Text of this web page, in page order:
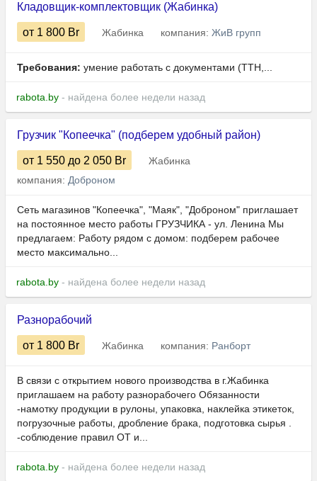
Кладовщик-комплектовщик (Жабинка)
от 1 800 Br Жабинка компания: ЖиВ групп
Требования: умение работать с документами (ТТН,...
rabota.by - найдена более недели назад
Грузчик "Копеечка" (подберем удобный район)
от 1 550 до 2 050 Br
Жабинка
компания: Доброном
Сеть магазинов "Копеечка", "Маяк", "Доброном" приглашает
на постоянное место работы ГРУЗЧИКА - ул. Ленина Мы
предлагаем: Работу рядом с домом: подберем рабочее
место максимально...
rabota.by - найдена более недели назад
Разнорабочий
от 1 800 Br Жабинка компания: Ранборт
В связи с открытием нового производства в г.Жабинка
приглашаем на работу разнорабочего Обязанности
-намотку продукции в рулоны, упаковка, наклейка этикеток,
погрузочные работы, дробление брака, подготовка сырья .
-соблюдение правил ОТ и...
rabota.by - найдена более недели назад